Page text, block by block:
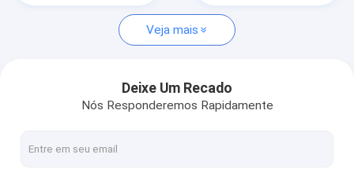
Veja mais
Deixe Um Recado
Nós Responderemos Rapidamente